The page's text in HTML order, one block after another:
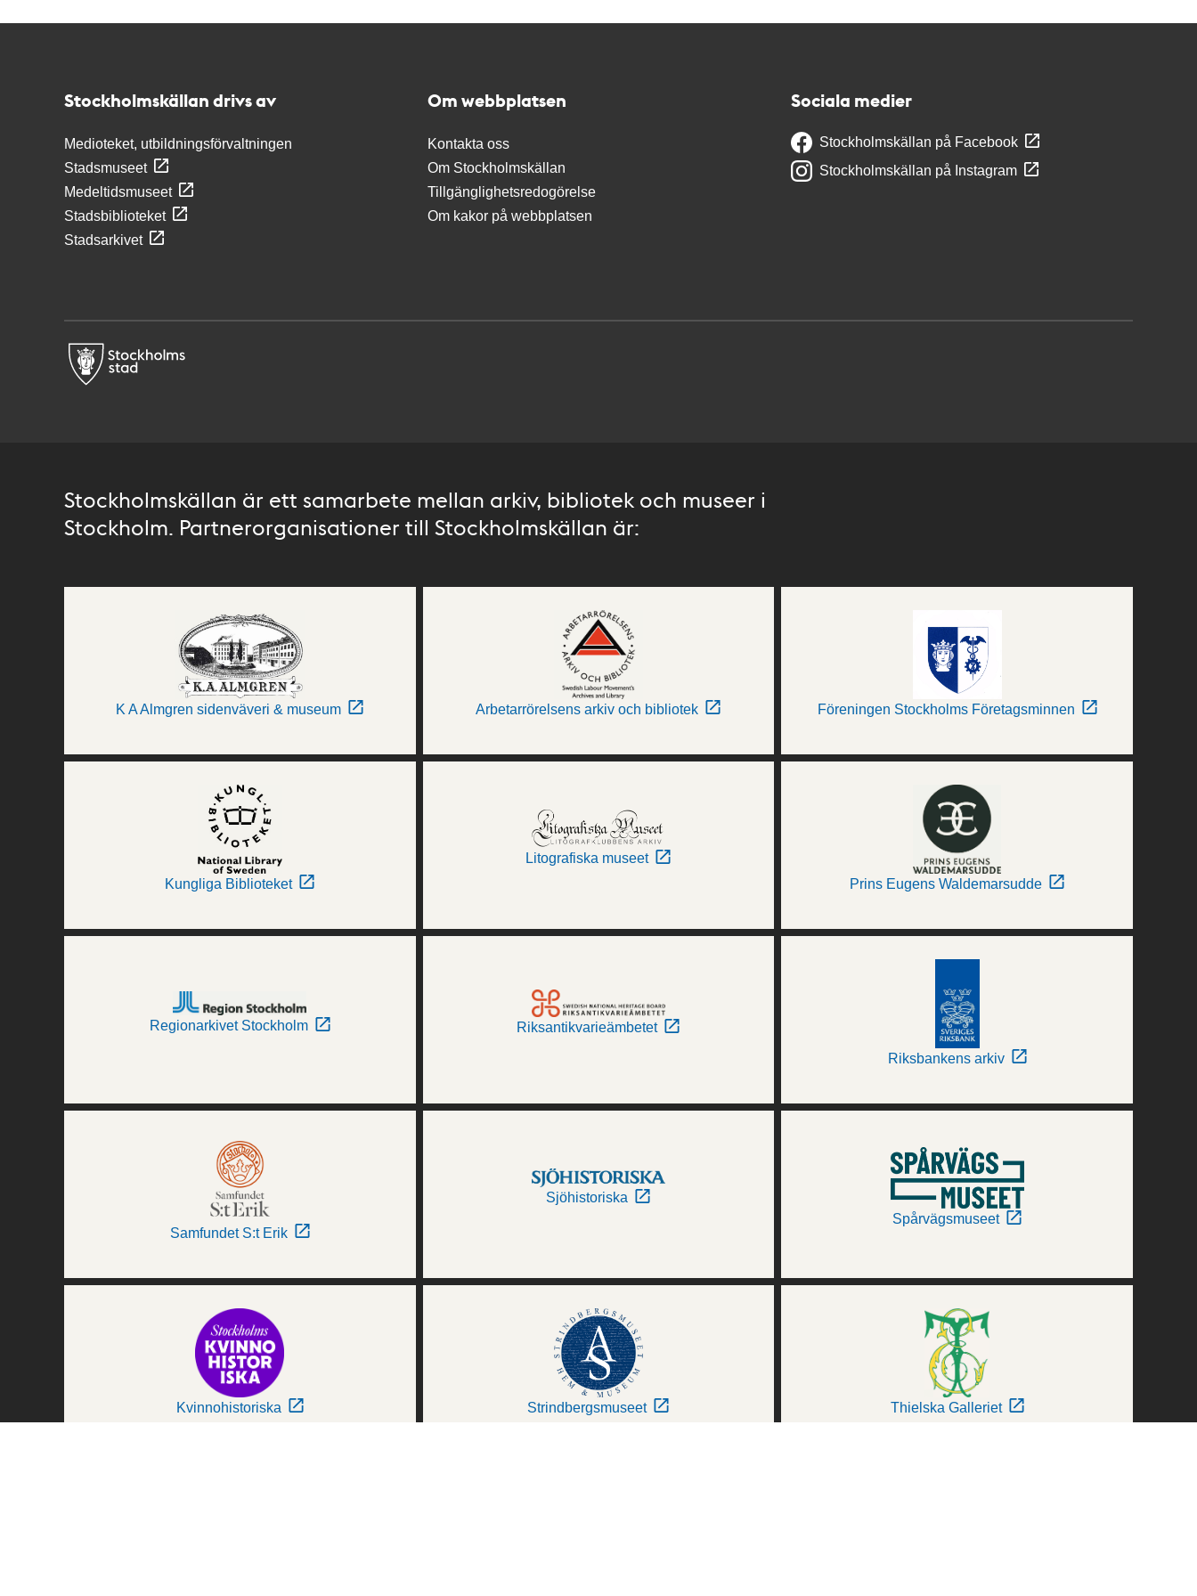
Stockholmskällan drivs av
Medioteket, utbildningsförvaltningen
Stadsmuseet
Medeltidsmuseet
Stadsbiblioteket
Stadsarkivet
Om webbplatsen
Kontakta oss
Om Stockholmskällan
Tillgänglighetsredogörelse
Om kakor på webbplatsen
Sociala medier
Stockholmskällan på Facebook
Stockholmskällan på Instagram
Stockholmskällan är ett samarbete mellan arkiv, bibliotek och museer i
Stockholm. Partnerorganisationer till Stockholmskällan är:
K A Almgren sidenväveri & museum Arbetarrörelsens arkiv och bibliotek Föreningen Stockholms Företagsminnen
Kungliga Biblioteket
Litografiska museet
Prins Eugens Waldemarsudde
Regionarkivet Stockholm Riksantikvarieämbetet
Riksbankens arkiv
Samfundet S:t Erik
Sjöhistoriska
Spårvägsmuseet
Kvinnohistoriska Strindbergsmuseet Thielska Galleriet